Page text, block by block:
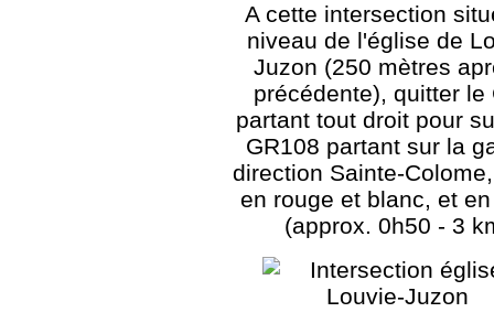
A cette intersection
niveau de l'église de
Juzon (250 mètres
précédente), quitter le
partant tout droit pour
GR108 partant sur la
direction Sainte-
en rouge et blanc, et
(approx. 0h50 - 3